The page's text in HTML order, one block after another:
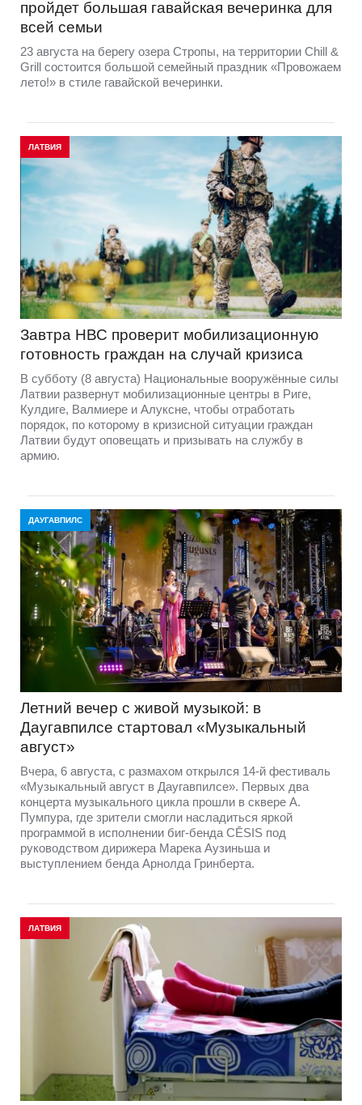
пройдет большая гавайская вечеринка для
всей семьи
23 августа на берегу озера Стропы, на территории Chill &
Grill состоится большой семейный праздник «Провожаем
лето!» в стиле гавайской вечеринки.
ЛАТВИЯ
Завтра НВС проверит мобилизационную
готовность граждан на случай кризиса
В субботу (8 августа) Национальные вооружённые силы
Латвии развернут мобилизационные центры в Риге,
Кулдиге, Валмиере и Алуксне, чтобы отработать
порядок, по которому в кризисной ситуации граждан
Латвии будут оповещать и призывать на службу в
армию.
ДАУГАВПИЛС
Летний вечер с живой музыкой: в
Даугавпилсе стартовал «Музыкальный
август»
Вчера, 6 августа, с размахом открылся 14-й фестиваль
«Музыкальный август в Даугавпилсе». Первых два
концерта музыкального цикла прошли в сквере А.
Пумпура, где зрители смогли насладиться яркой
программой в исполнении биг-бенда CĒSIS под
руководством дирижера Марека Аузиньша и
выступлением бенда Арнолда Гринберта.
ЛАТВИЯ